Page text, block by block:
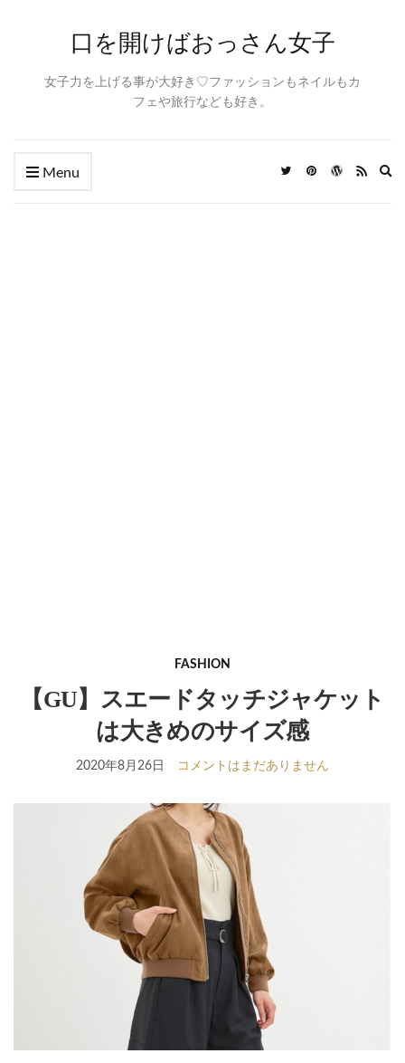
口を開けばおっさん女子
女子力を上げる事が大好き♡ファッションもネイルもカ
フェや旅行なども好き。
Menu
FASHION
【GU】スエードタッチジャケット
は大きめのサイズ感
2020年8月26日 コメントはまだありません